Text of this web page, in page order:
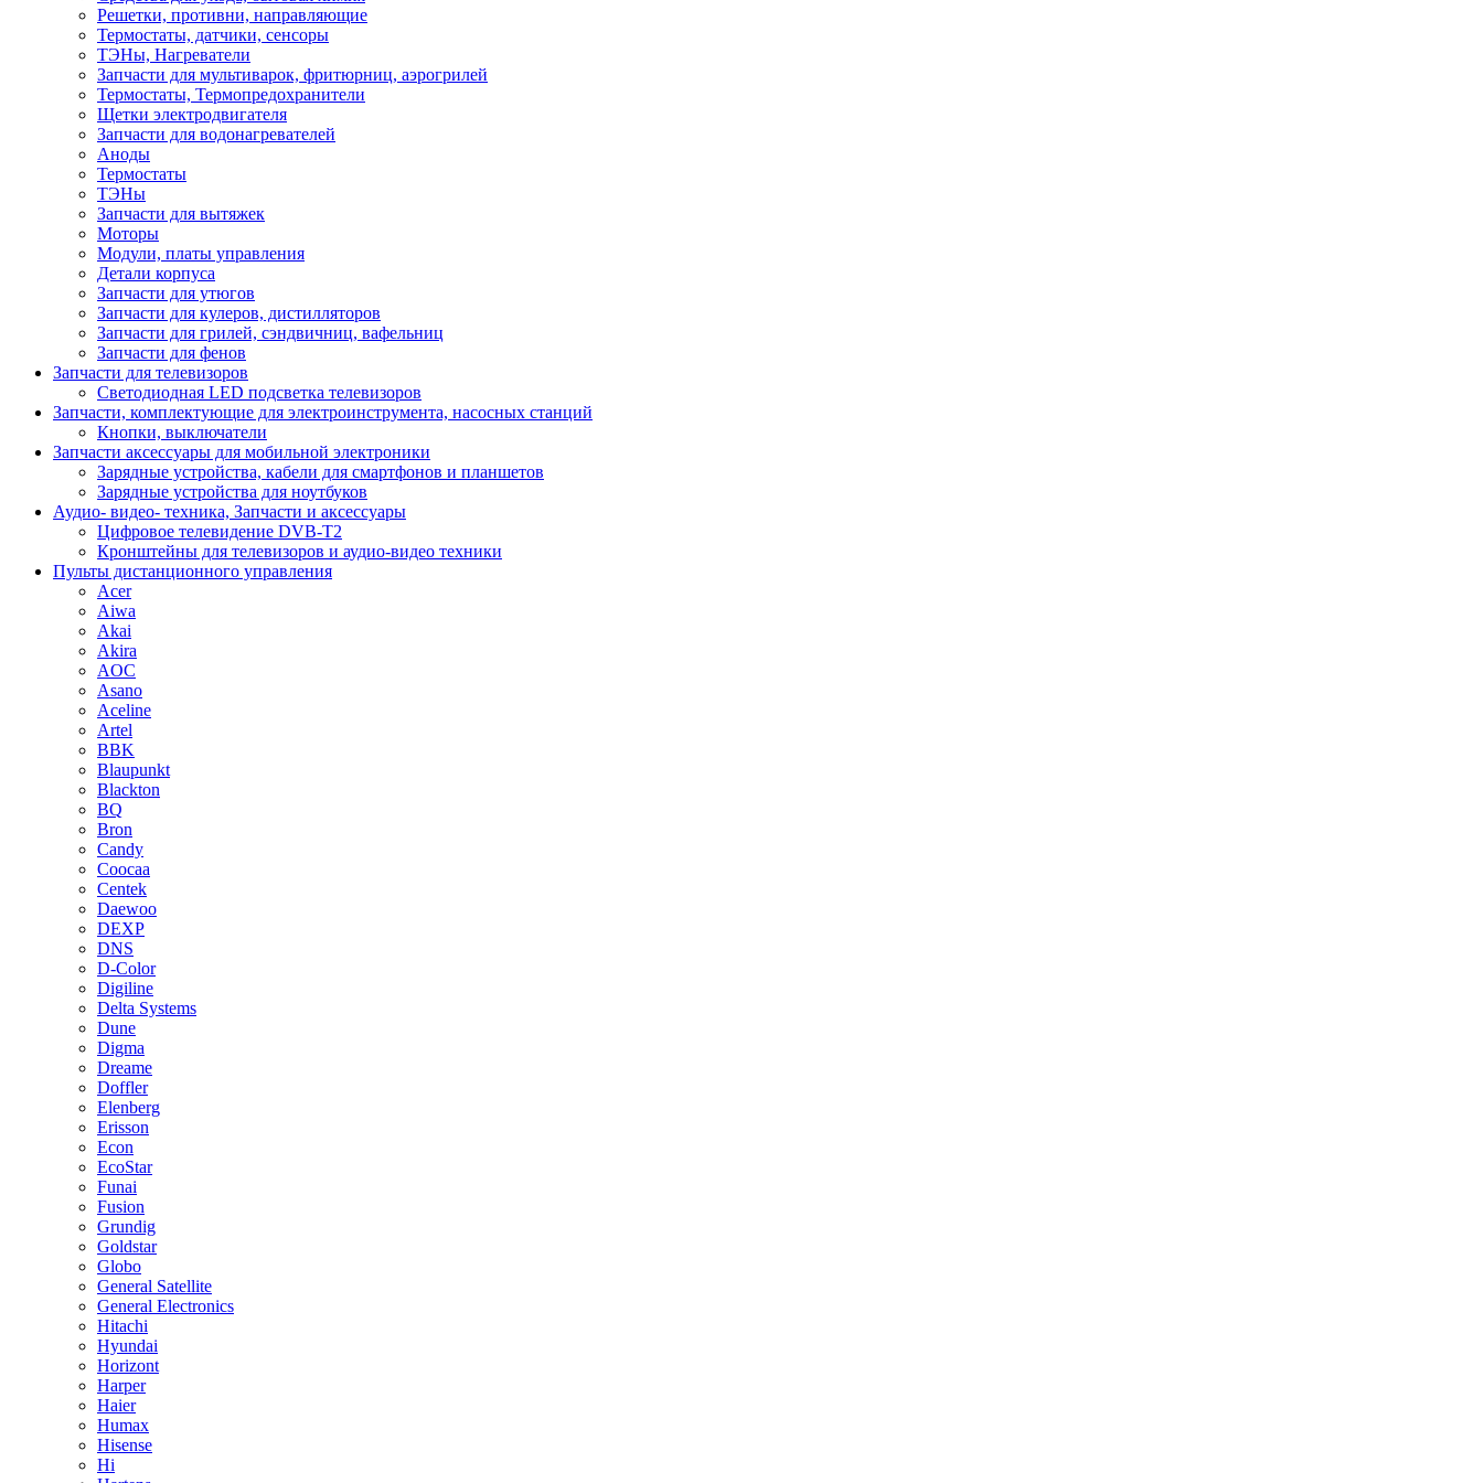
Решетки, противни, направляющие
Термостаты, датчики, сенсоры
ТЭНы, Нагреватели
Запчасти для мультиварок, фритюрниц, аэрогрилей
Термостаты, Термопредохранители
Щетки электродвигателя
Запчасти для водонагревателей
Аноды
Термостаты
ТЭНы
Запчасти для вытяжек
Моторы
Модули, платы управления
Детали корпуса
Запчасти для утюгов
Запчасти для кулеров, дистилляторов
Запчасти для грилей, сэндвичниц, вафельниц
Запчасти для фенов
Запчасти для телевизоров
Светодиодная LED подсветка телевизоров
Запчасти, комплектующие для электроинструмента, насосных станций
Кнопки, выключатели
Запчасти аксессуары для мобильной электроники
Зарядные устройства, кабели для смартфонов и планшетов
Зарядные устройства для ноутбуков
Аудио- видео- техника, Запчасти и аксессуары
Цифровое телевидение DVB-T2
Кронштейны для телевизоров и аудио-видео техники
Пульты дистанционного управления
Acer
Aiwa
Akai
Akira
AOC
Asano
Aceline
Artel
BBK
Blaupunkt
Blackton
BQ
Bron
Candy
Coocaa
Centek
Daewoo
DEXP
DNS
D-Color
Digiline
Delta Systems
Dune
Digma
Dreame
Doffler
Elenberg
Erisson
Econ
EcoStar
Funai
Fusion
Grundig
Goldstar
Globo
General Satellite
General Electronics
Hitachi
Hyundai
Horizont
Harper
Haier
Humax
Hisense
Hi